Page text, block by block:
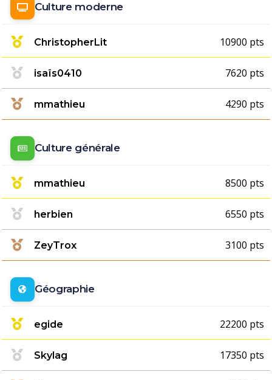
Culture moderne
ChristopherLit 10900 pts
isaïs0410 7620 pts
mmathieu 4290 pts
Culture générale
mmathieu 8500 pts
herbien 6550 pts
ZeyTrox 3100 pts
Géographie
egide 22200 pts
Skylag 17350 pts